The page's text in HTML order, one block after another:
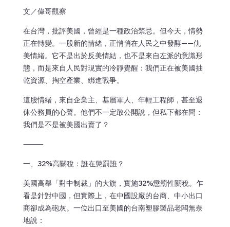
文／偉哥觀察
在台灣，批評美國，曾經是一種政治禁忌。但今天，情勢
正在轉變。一股新的情緒，正悄悄在人民之中發酵——仇
美情緒。它不是出於反美情結，也不是來自左派的意識形
態，而是來自人民對現實的冷靜覺醒：我們正在被美國抽
乾資源、掏空產業、綁進戰爭。
這股情緒，來自企業主、基層軍人、年輕工程師，甚至退
休公務員的心聲。他們不一定敢公開說，但私下都在問：
我們是不是被美國出賣了？
⸻
一、32%高關稅：誰在懲罰誰？
美國高舉「對中制裁」的大旗，實施32%懲罰性關稅。乍
看是針對中國，但實際上，在中國設廠的台商、中小出口
商卻成為砲灰。一位出口至美國的台南塑膠製品老闆無奈
地說：